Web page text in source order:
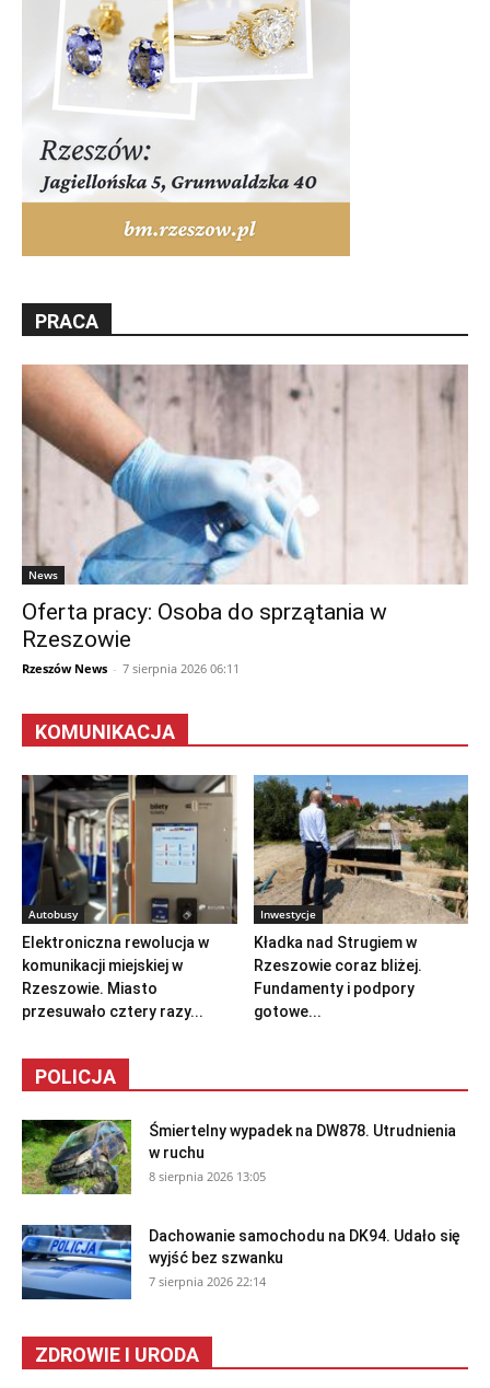
PRACA
News
Oferta pracy: Osoba do sprzątania w
Rzeszowie
Rzeszów News - 7 sierpnia 2026 06:11
KOMUNIKACJA
Autobusy
Elektroniczna rewolucja w
komunikacji miejskiej w
Rzeszowie. Miasto
przesuwało cztery razy...
Inwestycje
Kładka nad Strugiem w
Rzeszowie coraz bliżej.
Fundamenty i podpory
gotowe...
POLICJA
Śmiertelny wypadek na DW878. Utrudnienia
w ruchu
8 sierpnia 2026 13:05
Dachowanie samochodu na DK94. Udało się
wyjść bez szwanku
7 sierpnia 2026 22:14
ZDROWIE I URODA